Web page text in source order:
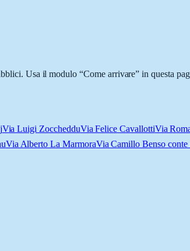
Usa il modulo “Come arrivare” in questa
Via Luigi ZocchedduVia Felice CavallottiVia
Via Alberto La MarmoraVia Camillo Benso